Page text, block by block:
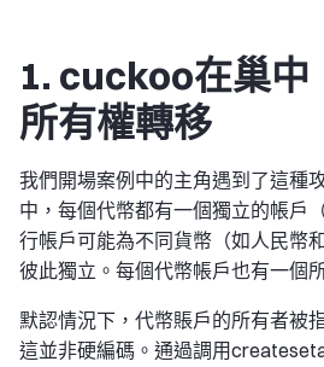
1. cuckoo在巢中
所有權轉移
我們開場案例中的主角遇到了這種
中，每個代幣都有一個獨立的帳戶
行帳戶可能為不同貨幣（如人民幣
彼此獨立。每個代幣帳戶也有一個
默認情況下，代幣賬戶的所有者被
這並非硬編碼。通過調用